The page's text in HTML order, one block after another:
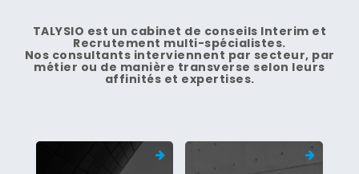
TALYSIO est un cabinet de conseils Interim et
Recrutement multi-spécialistes.
Nos consultants interviennent par secteur, par
métier ou de manière transverse selon leurs
affinités et expertises.